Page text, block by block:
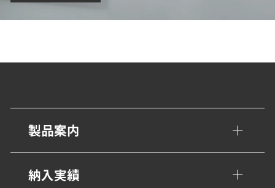
製品案内
手すり・壁面ガード
納入実績